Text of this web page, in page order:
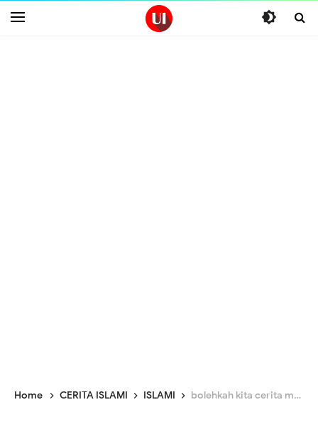
Home CERITA ISLAMI ISLAMI bolehkah kita cerita masalah kita ke manusia? - RosidBlog